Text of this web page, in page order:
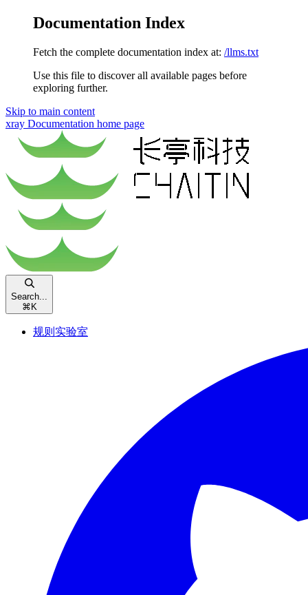
Documentation Index
Fetch the complete documentation index at: /llms.txt
Use this file to discover all available pages before
exploring further.
Skip to main content
xray Documentation home page
Search...
⌘ K
规则实验室